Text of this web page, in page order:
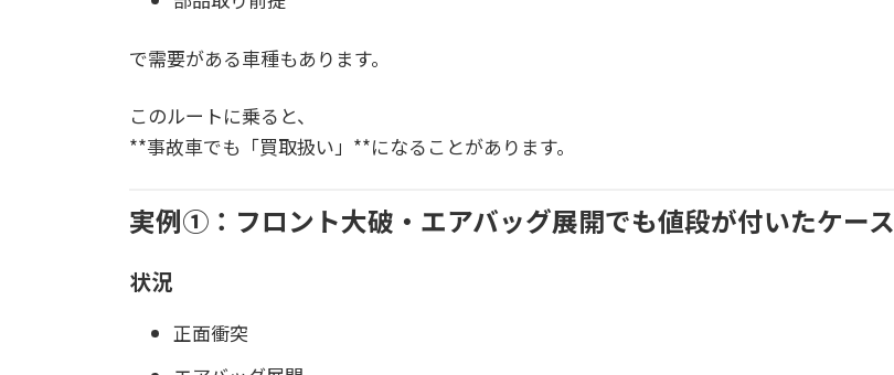
で需要がある車種もあります。
このルートに乗ると、
**事故車でも「買取扱い」**になることがあります。
実例①：フロント大破・エアバッグ展開でも値段が付いたケース
状況
正面衝突